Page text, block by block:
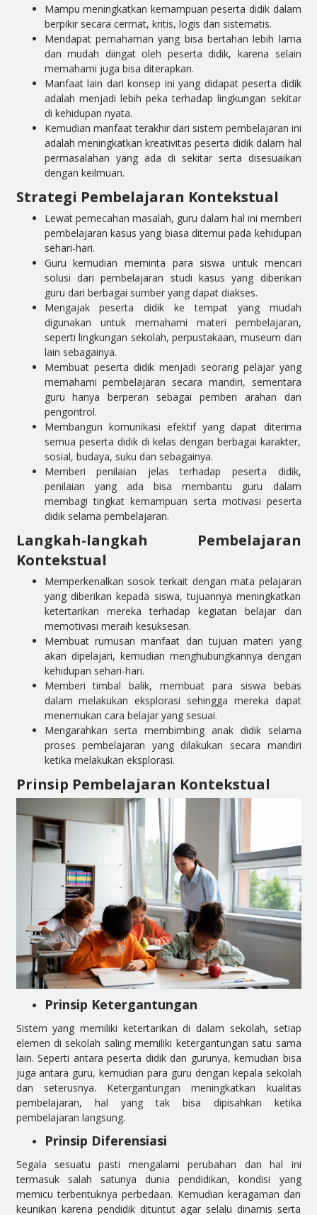
Mampu meningkatkan kemampuan peserta didik dalam
berpikir secara cermat, kritis, logis dan sistematis.
Mendapat pemahaman yang bisa bertahan lebih lama
dan mudah diingat oleh peserta didik, karena selain
memahami juga bisa diterapkan.
Manfaat lain dari konsep ini yang didapat peserta didik
adalah menjadi lebih peka terhadap lingkungan sekitar
di kehidupan nyata.
Kemudian manfaat terakhir dari sistem pembelajaran ini
adalah meningkatkan kreativitas peserta didik dalam hal
permasalahan yang ada di sekitar serta disesuaikan
dengan keilmuan.
Strategi Pembelajaran Kontekstual
Lewat pemecahan masalah, guru dalam hal ini memberi
pembelajaran kasus yang biasa ditemui pada kehidupan
sehari-hari.
Guru kemudian meminta para siswa untuk mencari
solusi dari pembelajaran studi kasus yang diberikan
guru dari berbagai sumber yang dapat diakses.
Mengajak peserta didik ke tempat yang mudah
digunakan untuk memahami materi pembelajaran,
seperti lingkungan sekolah, perpustakaan, museum dan
lain sebagainya.
Membuat peserta didik menjadi seorang pelajar yang
memahami pembelajaran secara mandiri, sementara
guru hanya berperan sebagai pemberi arahan dan
pengontrol.
Membangun komunikasi efektif yang dapat diterima
semua peserta didik di kelas dengan berbagai karakter,
sosial, budaya, suku dan sebagainya.
Memberi penilaian jelas terhadap peserta didik,
penilaian yang ada bisa membantu guru dalam
membagi tingkat kemampuan serta motivasi peserta
didik selama pembelajaran.
Langkah-langkah Pembelajaran
Kontekstual
Memperkenalkan sosok terkait dengan mata pelajaran
yang diberikan kepada siswa, tujuannya meningkatkan
ketertarikan mereka terhadap kegiatan belajar dan
memotivasi meraih kesuksesan.
Membuat rumusan manfaat dan tujuan materi yang
akan dipelajari, kemudian menghubungkannya dengan
kehidupan sehari-hari.
Memberi timbal balik, membuat para siswa bebas
dalam melakukan eksplorasi sehingga mereka dapat
menemukan cara belajar yang sesuai.
Mengarahkan serta membimbing anak didik selama
proses pembelajaran yang dilakukan secara mandiri
ketika melakukan eksplorasi.
Prinsip Pembelajaran Kontekstual
Prinsip Ketergantungan
Sistem yang memiliki ketertarikan di dalam sekolah, setiap
elemen di sekolah saling memiliki ketergantungan satu sama
lain. Seperti antara peserta didik dan gurunya, kemudian bisa
juga antara guru, kemudian para guru dengan kepala sekolah
dan seterusnya. Ketergantungan meningkatkan kualitas
pembelajaran, hal yang tak bisa dipisahkan ketika
pembelajaran langsung.
Prinsip Diferensiasi
Segala sesuatu pasti mengalami perubahan dan hal ini
termasuk salah satunya dunia pendidikan, kondisi yang
memicu terbentuknya perbedaan. Kemudian keragaman dan
keunikan karena pendidik dituntut agar selalu dinamis serta